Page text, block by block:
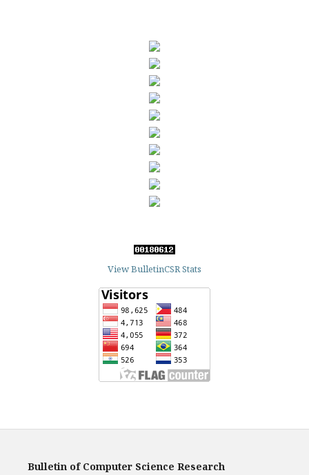
View BulletinCSR Stats
Bulletin of Computer Science Research